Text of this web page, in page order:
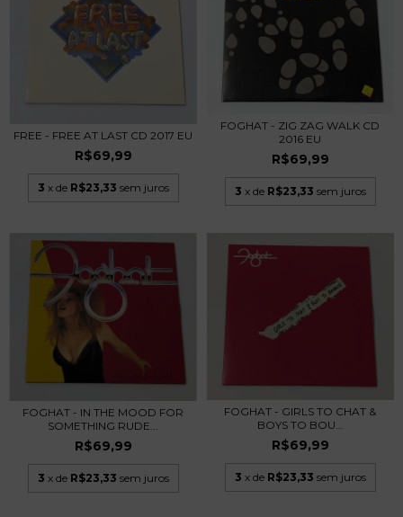
FREE - FREE AT LAST CD 2017 EU
R$69,99
3 x de R$23,33 sem juros
FOGHAT - ZIG ZAG WALK CD
2016 EU
R$69,99
3 x de R$23,33 sem juros
FOGHAT - IN THE MOOD FOR
SOMETHING RUDE...
R$69,99
3 x de R$23,33 sem juros
FOGHAT - GIRLS TO CHAT &
BOYS TO BOU...
R$69,99
3 x de R$23,33 sem juros